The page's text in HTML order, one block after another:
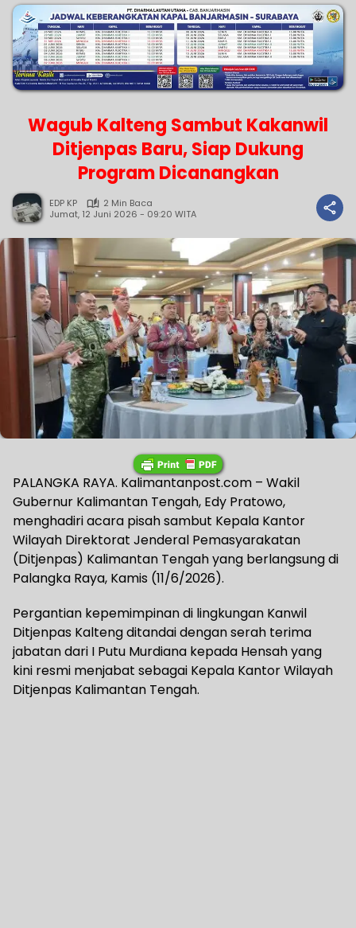
Wagub Kalteng Sambut Kakanwil
Ditjenpas Baru, Siap Dukung
Program Dicanangkan
EDP KP
2 Min Baca
Jumat, 12 Juni 2026 - 09:20 WITA
PALANGKA RAYA. Kalimantanpost.com – Wakil
Gubernur Kalimantan Tengah, Edy Pratowo,
menghadiri acara pisah sambut Kepala Kantor
Wilayah Direktorat Jenderal Pemasyarakatan
(Ditjenpas) Kalimantan Tengah yang berlangsung di
Palangka Raya, Kamis (11/6/2026).
Pergantian kepemimpinan di lingkungan Kanwil
Ditjenpas Kalteng ditandai dengan serah terima
jabatan dari I Putu Murdiana kepada Hensah yang
kini resmi menjabat sebagai Kepala Kantor Wilayah
Ditjenpas Kalimantan Tengah.